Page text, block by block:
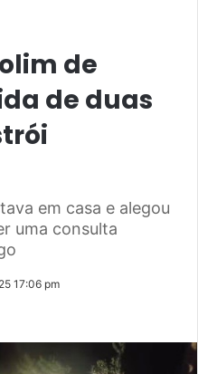
de
de duas
em casa e alegou
uma consulta
17:06 pm